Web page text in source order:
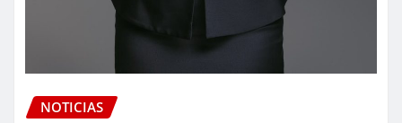
NOTICIAS